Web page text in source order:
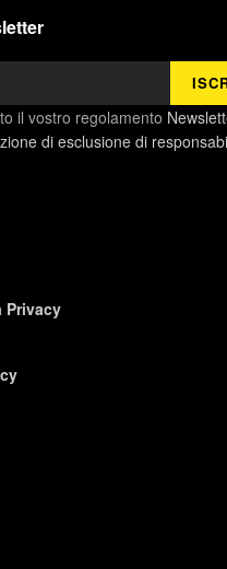
il vostro regolamento
di esclusione di
Privacy